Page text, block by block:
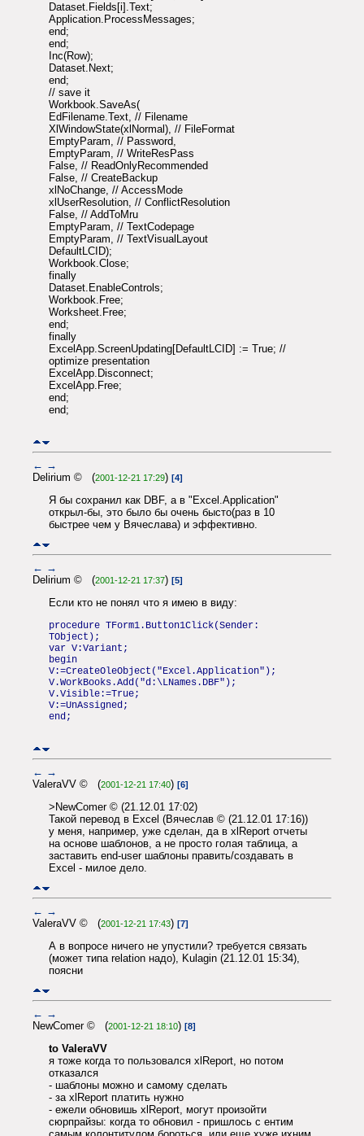
Dataset.Fields[i].Text;
Application.ProcessMessages;
end;
end;
Inc(Row);
Dataset.Next;
end;
// save it
Workbook.SaveAs(
EdFilename.Text, // Filename
XlWindowState(xlNormal), // FileFormat
EmptyParam, // Password,
EmptyParam, // WriteResPass
False, // ReadOnlyRecommended
False, // CreateBackup
xlNoChange, // AccessMode
xlUserResolution, // ConflictResolution
False, // AddToMru
EmptyParam, // TextCodepage
EmptyParam, // TextVisualLayout
DefaultLCID);
Workbook.Close;
finally
Dataset.EnableControls;
Workbook.Free;
Worksheet.Free;
end;
finally
ExcelApp.ScreenUpdating[DefaultLCID] := True; //
optimize presentation
ExcelApp.Disconnect;
ExcelApp.Free;
end;
end;
← →
Delirium © (2001-12-21 17:29) [4]
Я бы сохранил как DBF, а в "Excel.Application"
открыл-бы, это было бы очень бысто(раз в 10
быстрее чем у Вячеслава) и эффективно.
← →
Delirium © (2001-12-21 17:37) [5]
Если кто не понял что я имею в виду:
procedure TForm1.Button1Click(Sender:
TObject);
var V:Variant;
begin
V:=CreateOleObject("Excel.Application");
V.WorkBooks.Add("d:\LNames.DBF");
V.Visible:=True;
V:=UnAssigned;
end;
← →
ValeraVV © (2001-12-21 17:40) [6]
>NewComer © (21.12.01 17:02)
Такой перевод в Excel (Вячеслав © (21.12.01 17:16))
у меня, например, уже сделан, да в xlReport отчеты
на основе шаблонов, а не просто голая таблица, а
заставить end-user шаблоны править/создавать в
Excel - милое дело.
← →
ValeraVV © (2001-12-21 17:43) [7]
А в вопросе ничего не упустили? требуется связать
(может типа relation надо), Kulagin (21.12.01 15:34),
поясни
← →
NewComer © (2001-12-21 18:10) [8]
to ValeraVV
я тоже когда то пользовался xlReport, но потом
отказался
- шаблоны можно и самому сделать
- за xlReport платить нужно
- ежели обновишь xlReport, могут произойти
сюрпрайзы: когда то обновил - пришлось с ентим